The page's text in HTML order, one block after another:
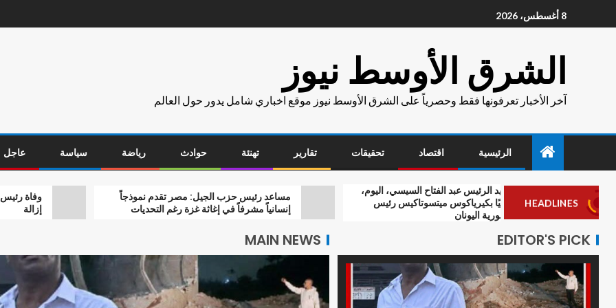
8 أغسطس، 2026
الشرق الأوسط نيوز
آخر الأخبار تعرفونها فقط وحصرياً على الشرق الأوسط نيوز موقع اخباري شامل يدور حول العالم
الرئيسية اقتصاد تحقيقات تقارير تهنئة حوادث رياضة سياسة عاجل
HEADLINES
وفاة رئيس وحدة محلية
مساعد رئيس حزب الجيل: مصر تقدم نموذجاً
إنسانياً مشرفاً في إغاثة غزة رغم التحديات
أجرى السيد الرئيس عبد الفتاح السيسي، اليوم،
اتصالًا هاتفيًا بكيرياكوس ميتسوتاكيس رئيس
وزراء جمهورية اليونان
EDITOR'S PICK
MAIN NEWS